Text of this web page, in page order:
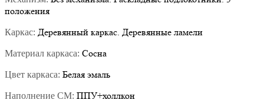
положения
Каркас: Деревянный каркас. Деревянные ламели
Материал каркаса: Сосна
Цвет каркаса: Белая эмаль
Наполнение СМ: ППУ+холлкон